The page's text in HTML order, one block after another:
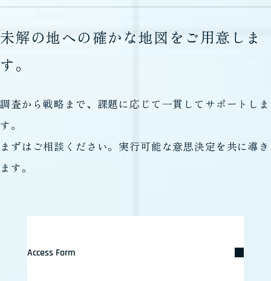
未解の地への確かな地図をご用意しま
す。
調査から戦略まで、課題に応じて一貫してサポートしま
す。
まずはご相談ください。実行可能な意思決定を共に導き
ます。
Access Form